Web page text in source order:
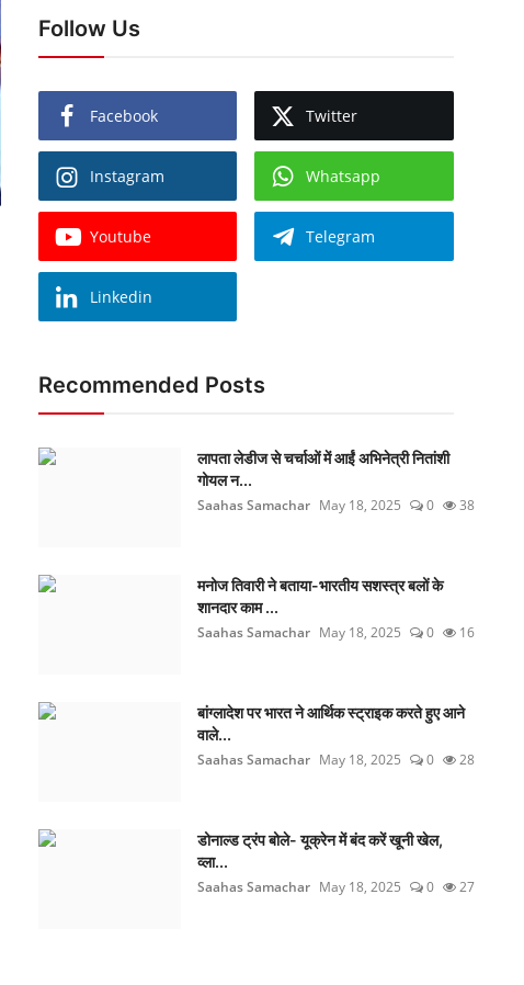
Follow Us
Facebook Twitter
Instagram Whatsapp
Youtube Telegram
Linkedin
Recommended Posts
लापता लेडीज से चर्चाओं में आईं अभिनेत्री नितांशी
गोयल न...
Saahas Samachar May 18, 2025 0 38
मनोज तिवारी ने बताया-भारतीय सशस्त्र बलों के
शानदार काम ...
Saahas Samachar May 18, 2025 0 16
बांग्लादेश पर भारत ने आर्थिक स्ट्राइक करते हुए आने
वाले...
Saahas Samachar May 18, 2025 0 28
डोनाल्ड ट्रंप बोले- यूक्रेन में बंद करें खूनी खेल,
व्ला...
Saahas Samachar May 18, 2025 0 27